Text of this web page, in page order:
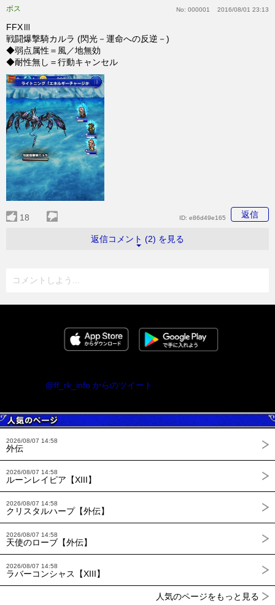
ボス No: 000001 2016/08/01 23:13
FFXⅢ
戦闘爆撃騎カルラ (閃光－運命への反逆－)
◆弱点属性＝風／地無効
◆耐性無し＝行動キャンセル
18 返信
ID: e86d49e165
返信コメント (2) を見る
コメントしよう...
@ff_rk_info からのツイート
2026/08/07 14:58
外伝
2026/08/07 14:58
ルーンレイピア【XIII】
2026/08/07 14:58
クリスタルハープ【外伝】
2026/08/07 14:58
天使のローブ【外伝】
2026/08/07 14:58
ラバーコンシャス【XIII】
人気のページをもっと見る